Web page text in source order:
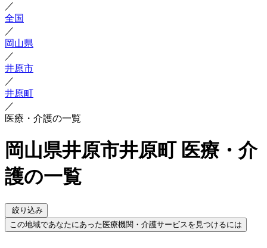
／
全国
／
岡山県
／
井原市
／
井原町
／
医療・介護の一覧
岡山県井原市井原町 医療・介
護の一覧
絞り込み
この地域であなたにあった医療機関・介護サービスを見つけるには